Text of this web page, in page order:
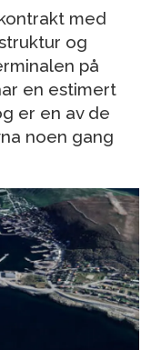
med
og
på
en estimert
er en av de
noen gang